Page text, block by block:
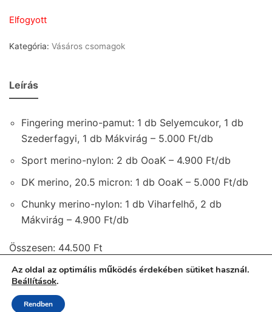
Elfogyott
Kategória: Vásáros csomagok
Leírás
Fingering merino-pamut: 1 db Selyemcukor, 1 db
Szederfagyi, 1 db Mákvirág – 5.000 Ft/db
Sport merino-nylon: 2 db OoaK – 4.900 Ft/db
DK merino, 20.5 micron: 1 db OoaK – 5.000 Ft/db
Chunky merino-nylon: 1 db Viharfelhő, 2 db
Mákvirág – 4.900 Ft/db
Összesen: 44.500 Ft
Adatkezelési tájékoztató
Az oldal az optimális működés érdekében sütiket használ.
Beállítások.
Rendben